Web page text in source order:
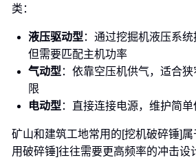
类：
液压驱动型 ：通过挖掘机液压系
但需要匹配主机功率
气动型 ：依靠空压机供气，适合
限
电动型 ：直接连接电源，维护简
矿山和建筑工地常用的[挖机破碎锤]
用破碎锤]往往需要更高频率的冲击设